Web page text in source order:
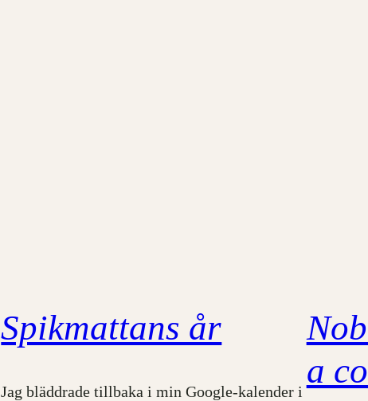
Spikmattans år
Jag bläddrade tillbaka i min Google-kalender i
a